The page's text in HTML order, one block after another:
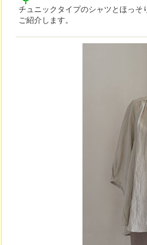
チュニックタイプのシャツとほっそ
ご紹介します。